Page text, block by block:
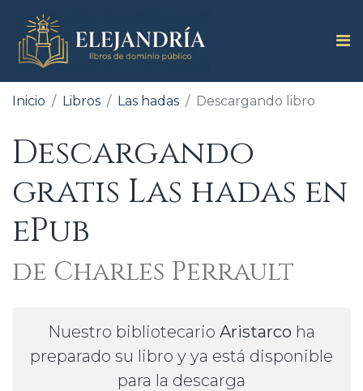
Inicio Libros Las hadas Descargando libro
Descargando
gratis Las hadas en
ePub
de Charles Perrault
Nuestro bibliotecario Aristarco ha
preparado su libro y ya está disponible
para la descarga